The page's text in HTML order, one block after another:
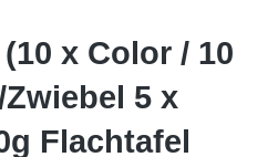
x Color / 10
5 x
Flachtafel